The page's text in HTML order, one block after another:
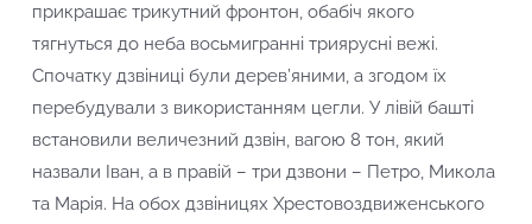
прикрашає трикутний фронтон, обабіч якого
тягнуться до неба восьмигранні триярусні вежі.
Спочатку дзвіниці були дерев’яними, а згодом їх
перебудували з використанням цегли. У лівій башті
встановили величезний дзвін, вагою 8 тон, який
назвали Іван, а в правій – три дзвони – Петро, Микола
та Марія. На обох дзвіницях Хрестовоздвиженського